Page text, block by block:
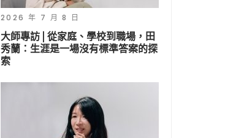
2026 年 7 月 8 日
大師專訪 | 從家庭、學校到職場，田
秀蘭：生涯是一場沒有標準答案的探
索